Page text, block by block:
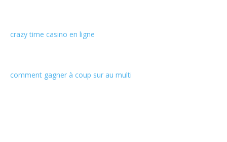
crazy time casino en ligne
comment gagner à coup sur au multi